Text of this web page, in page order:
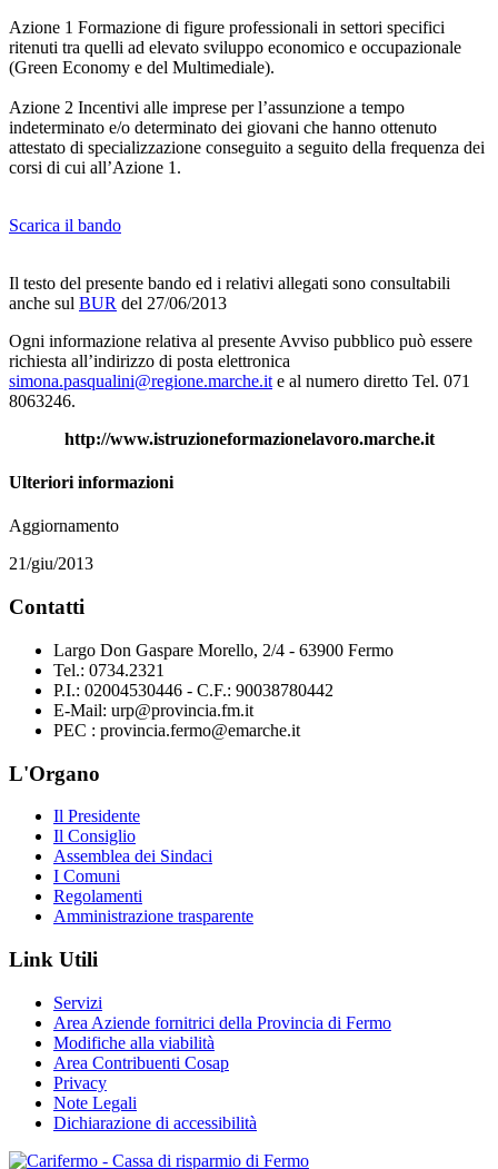
Azione 1 Formazione di figure professionali in settori specifici
ritenuti tra quelli ad elevato sviluppo economico e occupazionale
(Green Economy e del Multimediale).
Azione 2 Incentivi alle imprese per l’assunzione a tempo
indeterminato e/o determinato dei giovani che hanno ottenuto
attestato di specializzazione conseguito a seguito della frequenza dei
corsi di cui all’Azione 1.
Scarica il bando
Il testo del presente bando ed i relativi allegati sono consultabili
anche sul BUR del 27/06/2013
Ogni informazione relativa al presente Avviso pubblico può essere
richiesta all’indirizzo di posta elettronica
simona.pasqualini@regione.marche.it e al numero diretto Tel. 071
8063246.
http://www.istruzioneformazionelavoro.marche.it
Ulteriori informazioni
Aggiornamento
21/giu/2013
Contatti
Largo Don Gaspare Morello, 2/4 - 63900 Fermo
Tel.: 0734.2321
P.I.: 02004530446 - C.F.: 90038780442
E-Mail: urp@provincia.fm.it
PEC : provincia.fermo@emarche.it
L'Organo
Il Presidente
Il Consiglio
Assemblea dei Sindaci
I Comuni
Regolamenti
Amministrazione trasparente
Link Utili
Servizi
Area Aziende fornitrici della Provincia di Fermo
Modifiche alla viabilità
Area Contribuenti Cosap
Privacy
Note Legali
Dichiarazione di accessibilità